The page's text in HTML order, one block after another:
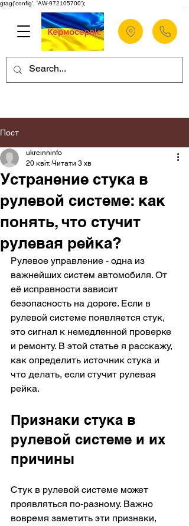
gtag('config', 'AW-972105700');
Пост
Устранение стука в
рулевой системе: как
понять, что стучит
рулевая рейка?
ukreinninfo
20 квіт. Читати 3 хв
Рулевое управление - одна из
важнейших систем автомобиля. От
её исправности зависит
безопасность на дороге. Если в
рулевой системе появляется стук,
это сигнал к немедленной проверке
и ремонту. В этой статье я расскажу,
как определить источник стука и
что делать, если стучит рулевая
рейка.
Признаки стука в
рулевой системе и их
причины
Стук в рулевой системе может
проявляться по-разному. Важно
вовремя заметить эти признаки,